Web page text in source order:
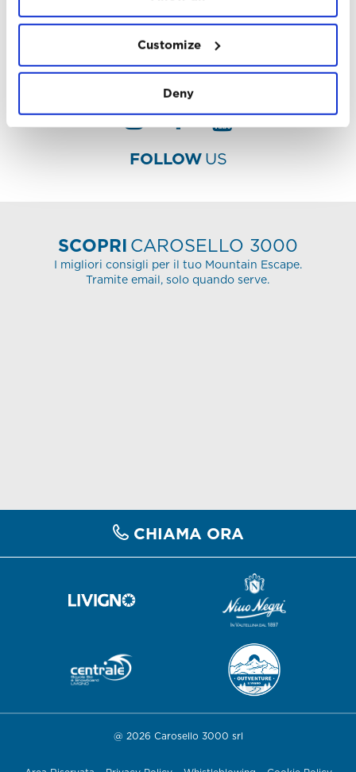
Customize
Deny
#THEMOUNTAINISFREEDOM
FOLLOWUS
SCOPRICAROSELLO 3000
I migliori consigli per il tuo Mountain Escape.
Tramite email, solo quando serve.
CHIAMA ORA
@ 2026 Carosello 3000 srl